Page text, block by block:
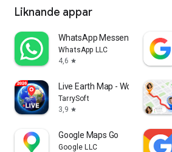
Liknande appar
WhatsApp Messenger
WhatsApp LLC
4,6 star
Live Earth Map - World Map 3D
TarrySoft
3,9 star
Google Maps Go
Google LLC